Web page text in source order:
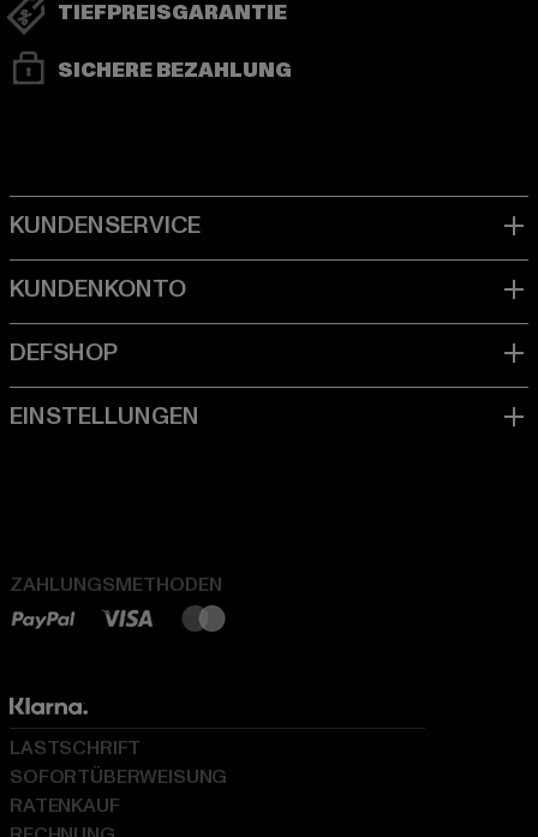
TIEFPREISGARANTIE
SICHERE BEZAHLUNG
ZAHLUNGSMETHODEN
LASTSCHRIFT
SOFORTÜBERWEISUNG
RATENKAUF